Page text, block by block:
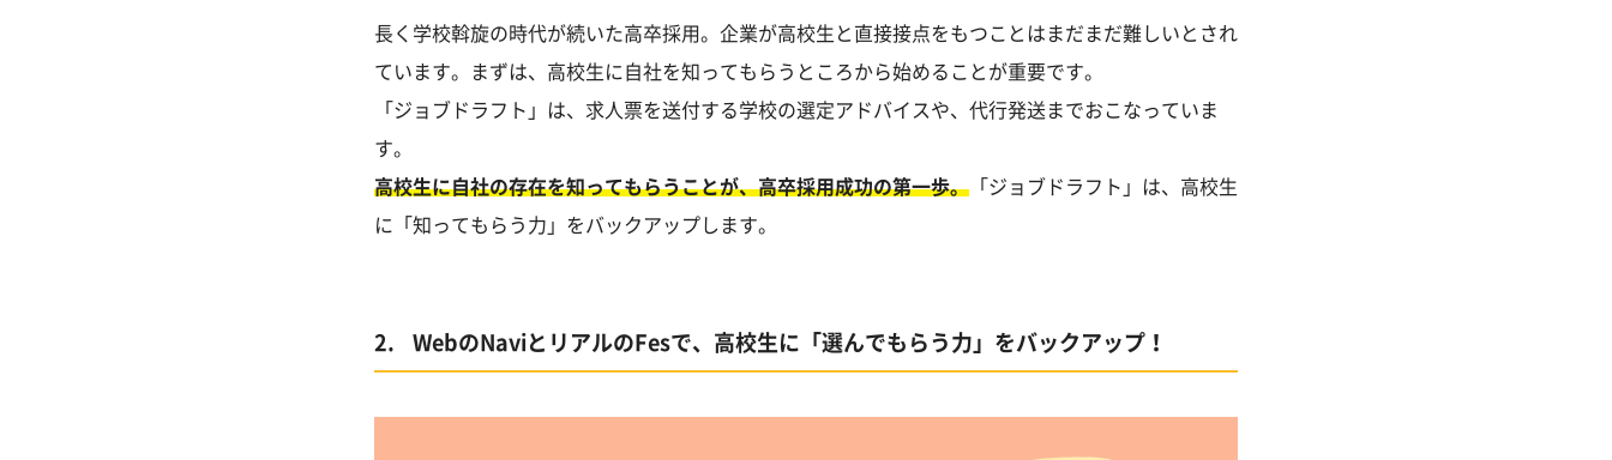
長く学校斡旋の時代が続いた高卒採用。企業が高校生と直接接点をもつことはまだまだ難しいとされ
ています。まずは、高校生に自社を知ってもらうところから始めることが重要です。
「ジョブドラフト」は、求人票を送付する学校の選定アドバイスや、代行発送までおこなっていま
す。
高校生に自社の存在を知ってもらうことが、高卒採用成功の第一歩。 「ジョブドラフト」は、高校生
に「知ってもらう力」をバックアップします。
WebのNaviとリアルのFesで、高校生に「選んでもらう力」をバックアップ！